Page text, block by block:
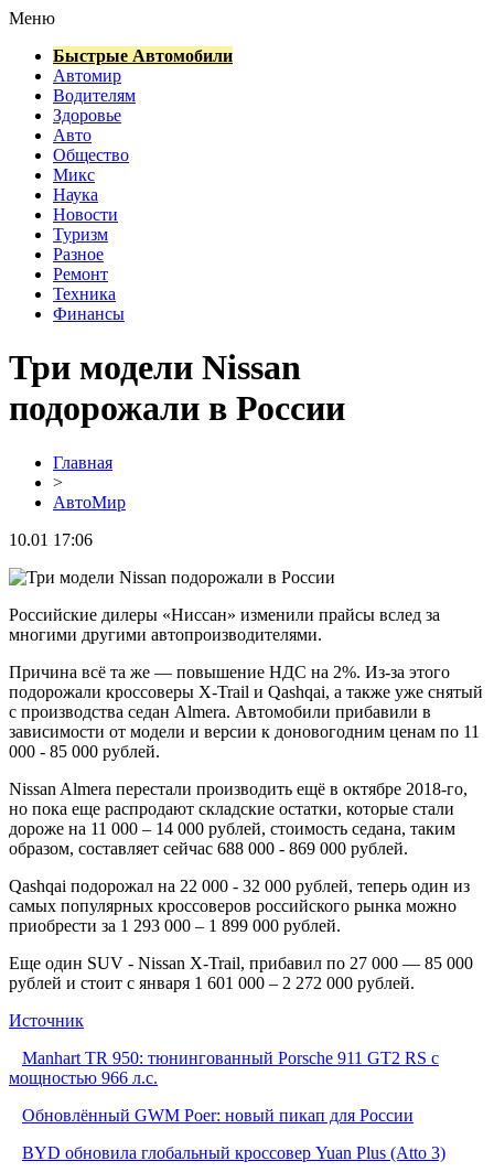
Меню
Быстрые Автомобили
Автомир
Водителям
Здоровье
Авто
Общество
Микс
Наука
Новости
Туризм
Разное
Ремонт
Техника
Финансы
Три модели Nissan
подорожали в России
Главная
>
АвтоМир
10.01 17:06
Российские дилеры «Ниссан» изменили прайсы вслед за
многими другими автопроизводителями.
Причина всё та же — повышение НДС на 2%. Из-за этого
подорожали кроссоверы X-Trail и Qashqai, а также уже снятый
с производства седан Almera. Автомобили прибавили в
зависимости от модели и версии к доновогодним ценам по 11
000 - 85 000 рублей.
Nissan Almera перестали производить ещё в октябре 2018-го,
но пока еще распродают складские остатки, которые стали
дороже на 11 000 – 14 000 рублей, стоимость седана, таким
образом, составляет сейчас 688 000 - 869 000 рублей.
Qashqai подорожал на 22 000 - 32 000 рублей, теперь один из
самых популярных кроссоверов российского рынка можно
приобрести за 1 293 000 – 1 899 000 рублей.
Еще один SUV - Nissan X-Trail, прибавил по 27 000 — 85 000
рублей и стоит с января 1 601 000 – 2 272 000 рублей.
Источник
Manhart TR 950: тюнингованный Porsche 911 GT2 RS с
мощностью 966 л.с.
Обновлённый GWM Poer: новый пикап для России
BYD обновила глобальный кроссовер Yuan Plus (Atto 3)